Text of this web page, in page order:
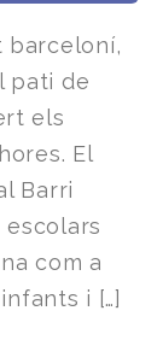
barceloní,
pati de
els
El
Barri
com a
i […]